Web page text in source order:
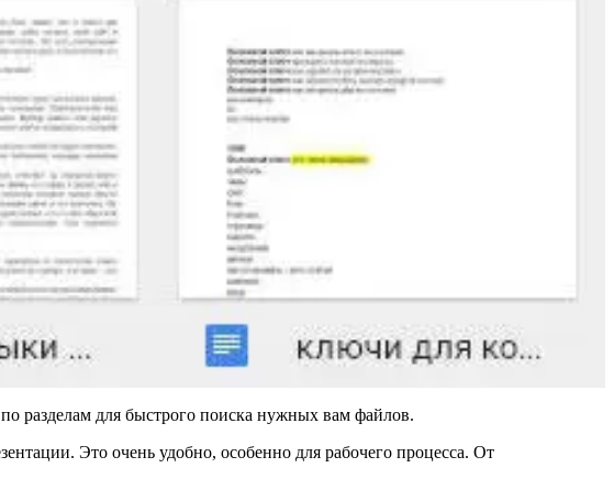
разделам для быстрого поиска нужных вам файлов.
Это очень удобно, особенно для рабочего процесса. От